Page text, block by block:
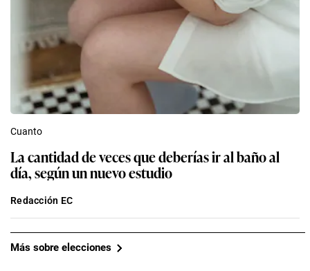
Cuanto
La cantidad de veces que deberías ir al baño al
día, según un nuevo estudio
Redacción EC
Más sobre elecciones